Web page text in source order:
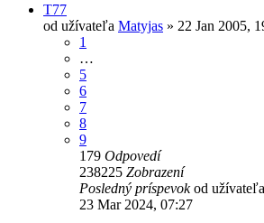
T77
od užívateľa Matyjas » 22 Jan 2005,
1
…
5
6
7
8
9
179 Odpovedí
238225 Zobrazení
Posledný príspevokod užívateľa
23 Mar 2024, 07:27